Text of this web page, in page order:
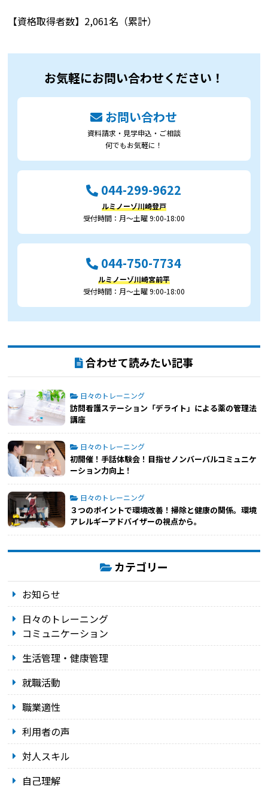
【資格取得者数】2,061名（累計）
お気軽にお問い合わせください！
お問い合わせ
資料請求・見学申込・ご相談
何でもお気軽に！
044-299-9622
ルミノーゾ川崎登戸
受付時間：月～土曜 9:00-18:00
044-750-7734
ルミノーゾ川崎宮前平
受付時間：月～土曜 9:00-18:00
合わせて読みたい記事
日々のトレーニング
訪問看護ステーション「デライト」による薬の管理法
講座
日々のトレーニング
初開催！手話体験会！目指せノンバーバルコミュニケ
ーション力向上！
日々のトレーニング
３つのポイントで環境改善！掃除と健康の関係。環境
アレルギーアドバイザーの視点から。
カテゴリー
お知らせ
日々のトレーニング
コミュニケーション
生活管理・健康管理
就職活動
職業適性
利用者の声
対人スキル
自己理解